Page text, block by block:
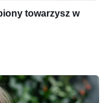
towarzysz w